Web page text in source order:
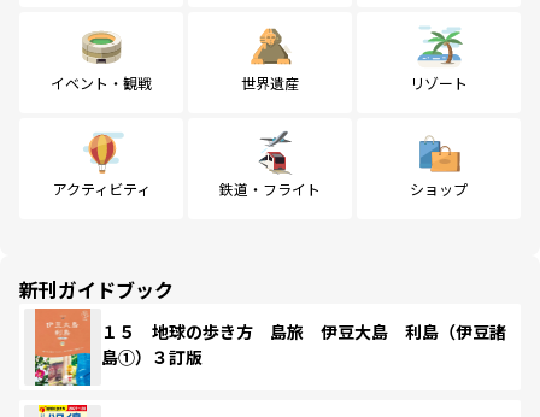
イベント・観戦 世界遺産 リゾート
アクティビティ 鉄道・フライト ショップ
新刊ガイドブック
１５ 地球の歩き方 島旅 伊豆大島 利島（伊豆諸
島①）３訂版